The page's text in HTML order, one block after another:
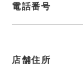
電話番号
店舗住所